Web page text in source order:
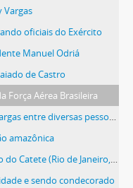
Vargas
oficiais do Exército
Manuel Odriá
de Castro
Força Aérea Brasileira
durante a campanha presidencial de 1950
amazônica
Catete (Rio de Janeiro, RJ)
e sendo condecorado